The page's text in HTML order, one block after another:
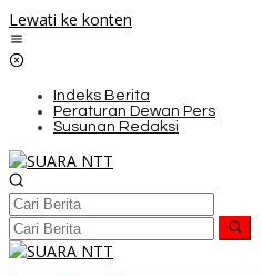
Lewati ke konten
Indeks Berita
Peraturan Dewan Pers
Susunan Redaksi